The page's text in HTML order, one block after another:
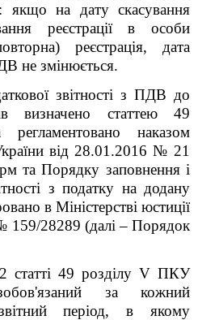
якщо на дату скасування
реєстрації в особи
реєстрація, дата
не змінюється.
звітності з ПДВ до
визначено статтею 49
наказом
від 28.01.2016 № 21
та Порядку заповнення і
з податку на додану
в Міністерстві юстиції
159/28289 (далі – Порядок
статті 49 розділу V ПКУ
за кожний
період, в якому